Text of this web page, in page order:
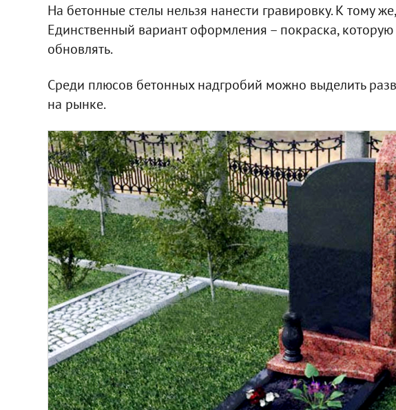
На бетонные стелы нельзя нанести гравировку. К тому
Единственный вариант оформления – покраска,
обновлять.
Среди плюсов бетонных надгробий можно выделить
на рынке.